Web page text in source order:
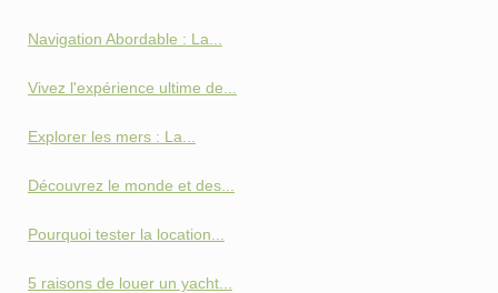
Navigation Abordable : La...
Vivez l'expérience ultime de...
Explorer les mers : La...
Découvrez le monde et des...
Pourquoi tester la location...
5 raisons de louer un yacht...